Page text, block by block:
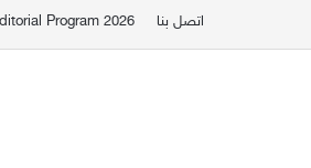
اتصل بنا Program 2026